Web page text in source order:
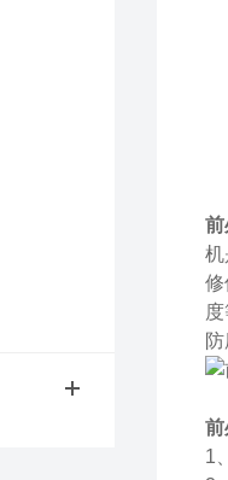
前
机
修
前
1